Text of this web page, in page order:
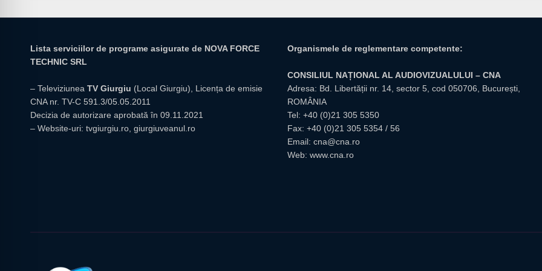
Lista serviciilor de programe asigurate de NOVA FORCE
TECHNIC SRL
– Televiziunea TV Giurgiu (Local Giurgiu), Licența de emisie
CNA nr. TV-C 591.3/05.05.2011
Decizia de autorizare aprobată în 09.11.2021
– Website-uri: tvgiurgiu.ro giurgiuveanul.ro
Organismele de reglementare competente:
CONSILIUL NAȚIONAL AL AUDIOVIZUALULUI – CNA
Adresa: Bd. Libertății nr. 14, sector 5, cod 050706, București,
ROMÂNIA
Tel: +40 (0)21 305 5350
Fax: +40 (0)21 305 5354 / 56
Email: cna@cna.ro
Web: www.cna.ro